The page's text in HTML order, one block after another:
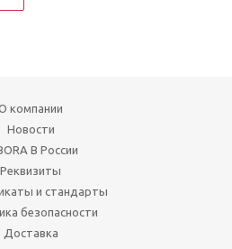
компании
Новости
В России
Реквизиты
и стандарты
безопасности
Доставка